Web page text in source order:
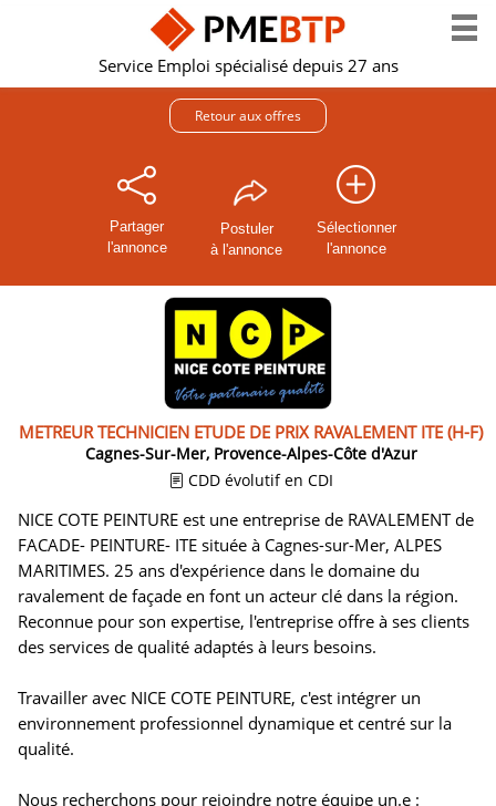
Service Emploi spécialisé depuis 27 ans
Retour aux offres
Partager
l'annonce
Postuler
à l'annonce
Sélectionner
l'annonce
METREUR TECHNICIEN ETUDE DE PRIX RAVALEMENT ITE (H-F)
Cagnes-Sur-Mer, Provence-Alpes-Côte d'Azur
CDD évolutif en CDI
NICE COTE PEINTURE est une entreprise de RAVALEMENT de
FACADE- PEINTURE- ITE située à Cagnes-sur-Mer, ALPES
MARITIMES. 25 ans d'expérience dans le domaine du
ravalement de façade en font un acteur clé dans la région.
Reconnue pour son expertise, l'entreprise offre à ses clients
des services de qualité adaptés à leurs besoins.
Travailler avec NICE COTE PEINTURE, c'est intégrer un
environnement professionnel dynamique et centré sur la
qualité.
Nous recherchons pour rejoindre notre équipe un.e :